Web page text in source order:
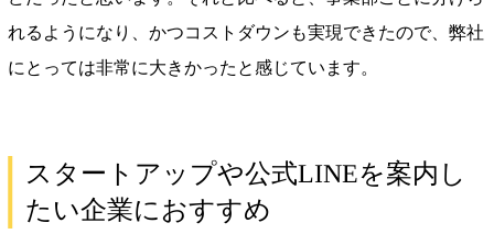
れるようになり、かつコストダウンも実現できたので、弊社
にとっては非常に大きかったと感じています。
スタートアップや公式LINEを案内し
たい企業におすすめ